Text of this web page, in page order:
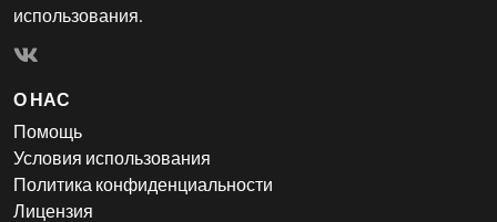
использования.
О НАС
Помощь
Условия использования
Политика конфиденциальности
Лицензия